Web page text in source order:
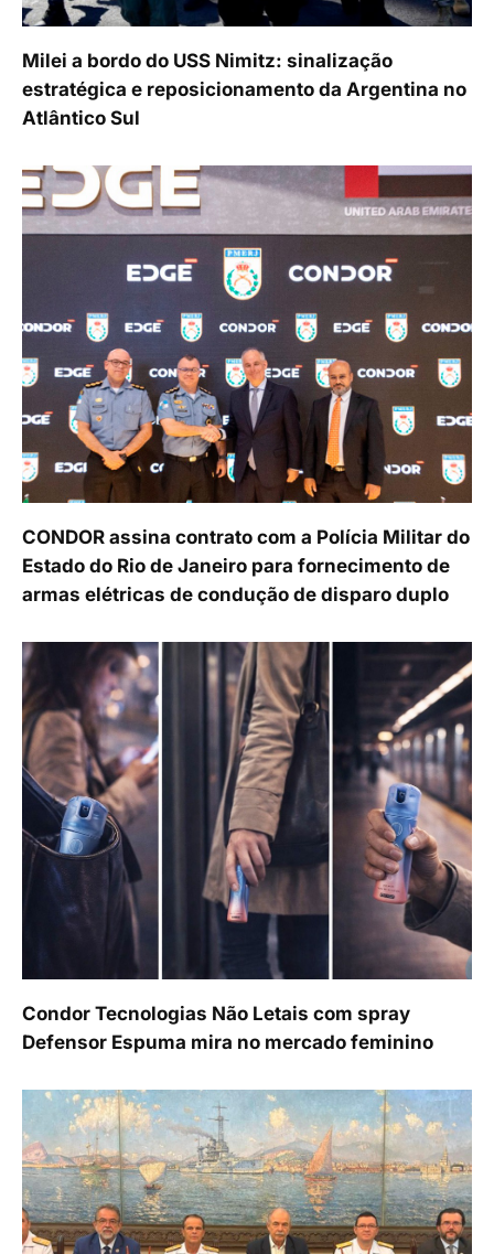
Milei a bordo do USS Nimitz: sinalização
estratégica e reposicionamento da Argentina no
Atlântico Sul
CONDOR assina contrato com a Polícia Militar do
Estado do Rio de Janeiro para fornecimento de
armas elétricas de condução de disparo duplo
Condor Tecnologias Não Letais com spray
Defensor Espuma mira no mercado feminino